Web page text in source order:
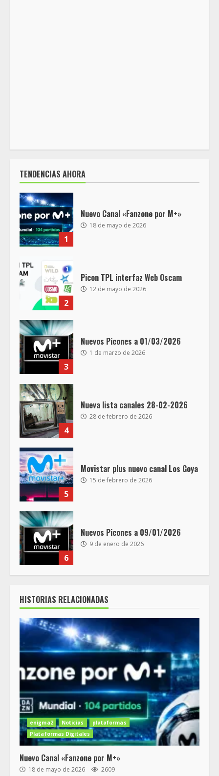
TENDENCIAS AHORA
1
Nuevo Canal «Fanzone por M+»
18 de mayo de 2026
2
Picon TPL interfaz Web Oscam
12 de mayo de 2026
3
Nuevos Picones a 01/03/2026
1 de marzo de 2026
4
Nueva lista canales 28-02-2026
28 de febrero de 2026
5
Movistar plus nuevo canal Los Goya
15 de febrero de 2026
6
Nuevos Picones a 09/01/2026
9 de enero de 2026
HISTORIAS RELACIONADAS
enigma2 Noticias
plataformas
Plataformas Digitales
Nuevo Canal «Fanzone por M+»
18 de mayo de 2026 2609